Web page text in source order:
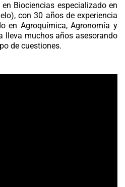
Biociencias especializado en
con 30 años de experiencia
en Agroquímica, Agronomía y
lleva muchos años asesorando
de cuestiones.